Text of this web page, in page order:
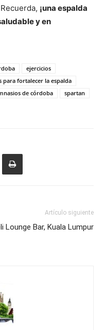
¡una espalda
y en
ejercicios
para fortalecer la espalda
de córdoba
spartan
Artículo siguiente
Lounge Bar, Kuala Lumpur